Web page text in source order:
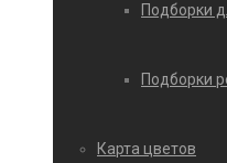
Подборки
Подборки
Карта цветов